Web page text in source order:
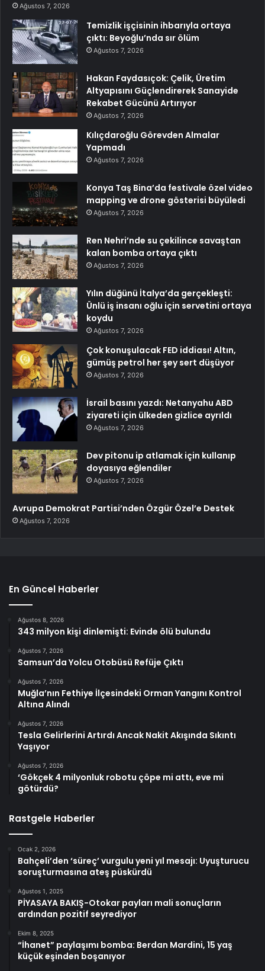
Ağustos 7, 2026
Temizlik işçisinin ihbarıyla ortaya
çıktı: Beyoğlu’nda sır ölüm
Ağustos 7, 2026
Hakan Faydasıçok: Çelik, Üretim
Altyapısını Güçlendirerek Sanayide
Rekabet Gücünü Artırıyor
Ağustos 7, 2026
Kılıçdaroğlu Görevden Almalar
Yapmadı
Ağustos 7, 2026
Konya Taş Bina’da festivale özel video
mapping ve drone gösterisi büyüledi
Ağustos 7, 2026
Ren Nehri’nde su çekilince savaştan
kalan bomba ortaya çıktı
Ağustos 7, 2026
Yılın düğünü İtalya’da gerçekleşti:
Ünlü iş insanı oğlu için servetini ortaya
koydu
Ağustos 7, 2026
Çok konuşulacak FED iddiası! Altın,
gümüş petrol her şey sert düşüyor
Ağustos 7, 2026
İsrail basını yazdı: Netanyahu ABD
ziyareti için ülkeden gizlice ayrıldı
Ağustos 7, 2026
Dev pitonu ip atlamak için kullanıp
doyasıya eğlendiler
Ağustos 7, 2026
Avrupa Demokrat Partisi’nden Özgür Özel’e Destek
Ağustos 7, 2026
En Güncel Haberler
Ağustos 8, 2026
343 milyon kişi dinlemişti: Evinde ölü bulundu
Ağustos 7, 2026
Samsun’da Yolcu Otobüsü Refüje Çıktı
Ağustos 7, 2026
Muğla’nın Fethiye İlçesindeki Orman Yangını Kontrol
Altına Alındı
Ağustos 7, 2026
Tesla Gelirlerini Artırdı Ancak Nakit Akışında Sıkıntı
Yaşıyor
Ağustos 7, 2026
‘Gökçek 4 milyonluk robotu çöpe mi attı, eve mi
götürdü?
Rastgele Haberler
Ocak 2, 2026
Bahçeli’den ‘süreç’ vurgulu yeni yıl mesajı: Uyuşturucu
soruşturmasına ateş püskürdü
Ağustos 1, 2025
PİYASAYA BAKIŞ-Otokar payları mali sonuçların
ardından pozitif seyrediyor
Ekim 8, 2025
“İhanet” paylaşımı bomba: Berdan Mardini, 15 yaş
küçük eşinden boşanıyor